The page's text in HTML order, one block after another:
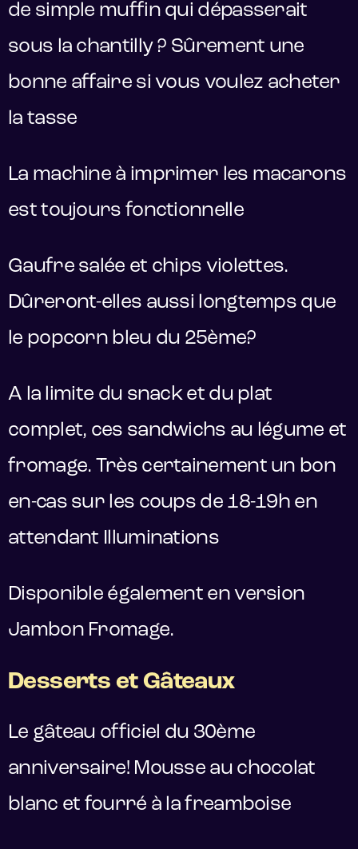
de simple muffin qui dépasserait
sous la chantilly ? Sûrement une
bonne affaire si vous voulez acheter
la tasse
La machine à imprimer les macarons
est toujours fonctionnelle
Gaufre salée et chips violettes.
Dûreront-elles aussi longtemps que
le popcorn bleu du 25ème?
A la limite du snack et du plat
complet, ces sandwichs au légume et
fromage. Très certainement un bon
en-cas sur les coups de 18-19h en
attendant Illuminations
Disponible également en version
Jambon Fromage.
Desserts et Gâteaux
Le gâteau officiel du 30ème
anniversaire! Mousse au chocolat
blanc et fourré à la freamboise